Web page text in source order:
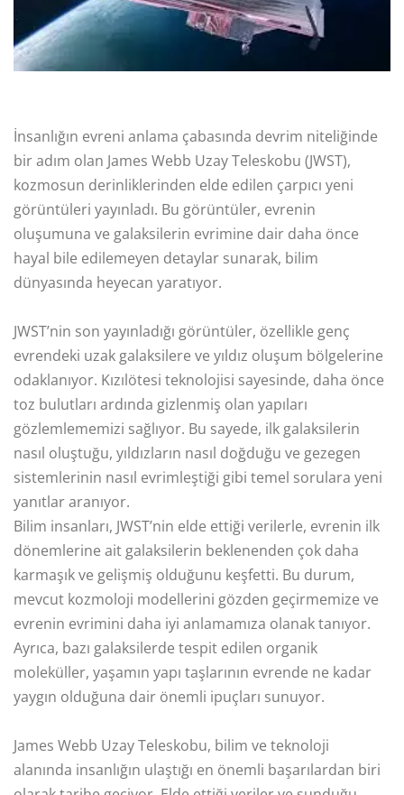
İnsanlığın evreni anlama çabasında devrim niteliğinde
bir adım olan James Webb Uzay Teleskobu (JWST),
kozmosun derinliklerinden elde edilen çarpıcı yeni
görüntüleri yayınladı. Bu görüntüler, evrenin
oluşumuna ve galaksilerin evrimine dair daha önce
hayal bile edilemeyen detaylar sunarak, bilim
dünyasında heyecan yaratıyor.
JWST’nin son yayınladığı görüntüler, özellikle genç
evrendeki uzak galaksilere ve yıldız oluşum bölgelerine
odaklanıyor. Kızılötesi teknolojisi sayesinde, daha önce
toz bulutları ardında gizlenmiş olan yapıları
gözlemlememizi sağlıyor. Bu sayede, ilk galaksilerin
nasıl oluştuğu, yıldızların nasıl doğduğu ve gezegen
sistemlerinin nasıl evrimleştiği gibi temel sorulara yeni
yanıtlar aranıyor.
Bilim insanları, JWST’nin elde ettiği verilerle, evrenin ilk
dönemlerine ait galaksilerin beklenenden çok daha
karmaşık ve gelişmiş olduğunu keşfetti. Bu durum,
mevcut kozmoloji modellerini gözden geçirmemize ve
evrenin evrimini daha iyi anlamamıza olanak tanıyor.
Ayrıca, bazı galaksilerde tespit edilen organik
moleküller, yaşamın yapı taşlarının evrende ne kadar
yaygın olduğuna dair önemli ipuçları sunuyor.
James Webb Uzay Teleskobu, bilim ve teknoloji
alanında insanlığın ulaştığı en önemli başarılardan biri